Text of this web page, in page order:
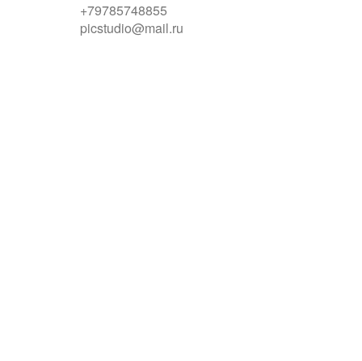
+79785748855
picstudio@mail.ru